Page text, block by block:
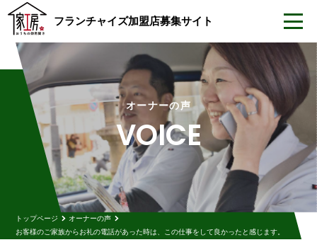
フランチャイズ加盟店募集サイト
オーナーの声
VOICE
トップページ
オーナーの声
お客様のご家族からお礼の電話があった時は、この仕事をして良かったと感じます。